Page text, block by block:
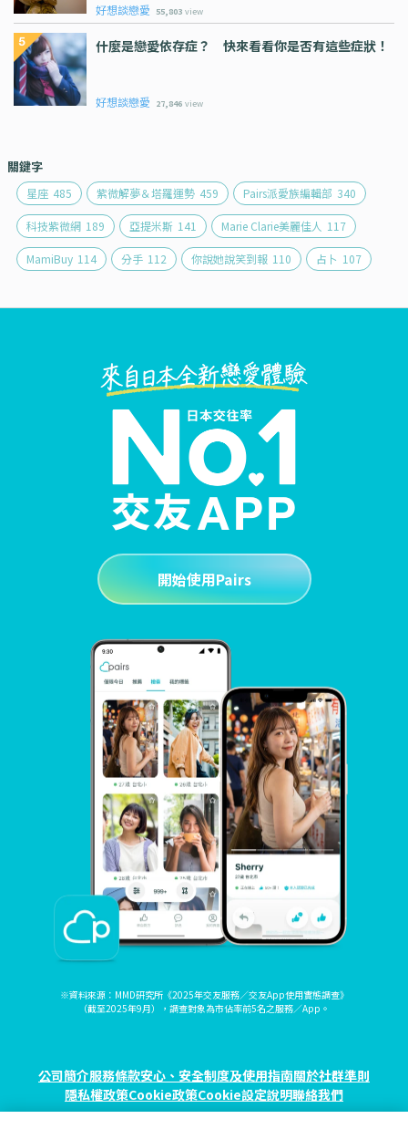
好想談戀愛 55,803 view
什麼是戀愛依存症？ 快來看看你是否有這些症狀！
好想談戀愛 27,846 view
關鍵字
星座 485 紫微解夢＆塔羅運勢 459 Pairs派愛族編輯部 340
科技紫微網 189 亞提米斯 141 Marie Clarie美麗佳人 117
MamiBuy 114 分手 112 你說她說笑到報 110 占卜 107
開始使用Pairs
※資料來源：MMD研究所《2025年交友服務／交友App使用實態調查》
（截至2025年9月），調查對象為市佔率前5名之服務／App。
公司簡介服務條款安心、安全制度及使用指南關於社群準則
隱私權政策Cookie政策Cookie設定說明聯絡我們